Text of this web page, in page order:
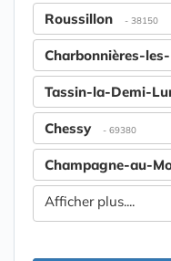
Roussillon - 38150
Charbonnières-
Tassin-la-Demi-
Chessy - 69380
Champagne-au-
Afficher plus....